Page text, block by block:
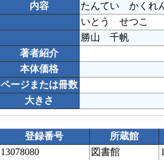
内容
たんてい かくれ
いとう せつこ
勝山 千帆
著者紹介
本体価格
ページまたは冊数
大きさ
登録番号
所蔵館
13078080
図書館